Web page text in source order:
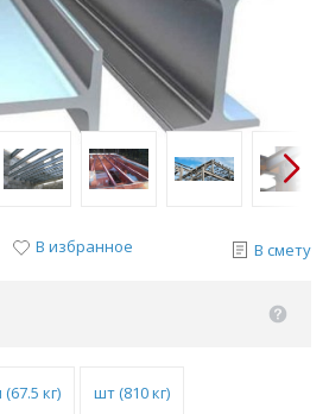
В избранное В смету
кг) шт (810 кг)